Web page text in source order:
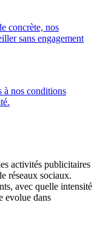
concrète, nos
sans engagement
à nos conditions
activités publicitaires
réseaux sociaux.
avec quelle intensité
evolue dans